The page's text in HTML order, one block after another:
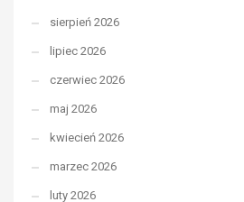
sierpień 2026
lipiec 2026
czerwiec 2026
maj 2026
kwiecień 2026
marzec 2026
luty 2026